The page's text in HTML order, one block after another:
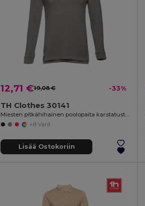
12,71 €19,08 € -33%
TH Clothes 30141
Miesten pitkähihainen poolopaita karstatusta puuvillasta
+8 Värit
Lisää Ostokoriin